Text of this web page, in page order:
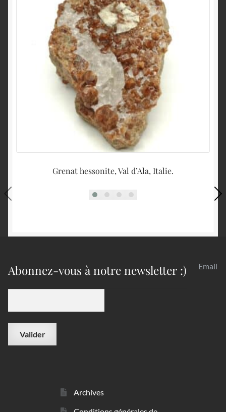
Grenat hessonite, Val d’Ala, Italie.
Abonnez-vous à notre newsletter :) Email
Archives